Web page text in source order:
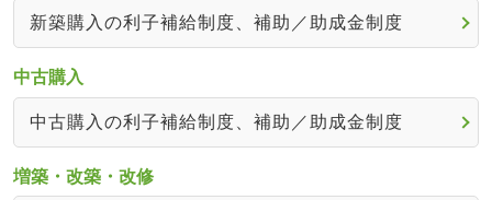
新築購入の利子補給制度、補助／助成金制度
中古購入
中古購入の利子補給制度、補助／助成金制度
増築・改築・改修